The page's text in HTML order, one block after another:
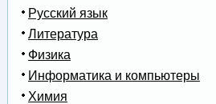
Русский язык
Литература
Физика
Информатика и компьютеры
Химия